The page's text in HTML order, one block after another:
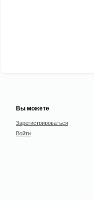
Вы можете
Зарегистрироваться
Войти